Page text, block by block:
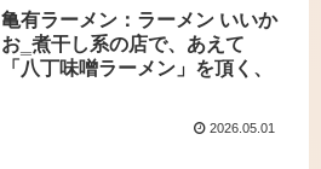
亀有ラーメン：ラーメン いいか
お‗煮干し系の店で、あえて
「八丁味噌ラーメン」を頂く、
2026.05.01